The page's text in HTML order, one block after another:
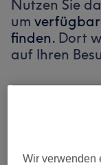
Nutzen Sie
um
finden. Dort
auf Ihren
Wir verwenden